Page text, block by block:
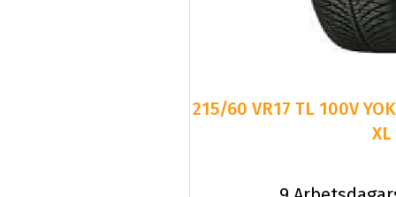
215/60 VR17 TL 100V
XL
9